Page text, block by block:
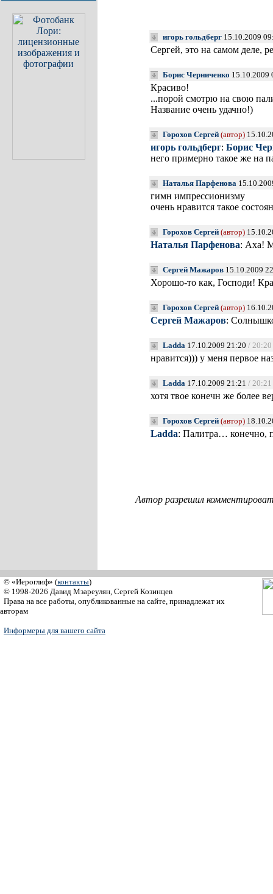
игорь гольдберг 15.10.2009
Сергей, это на самом деле,
Борис Черниченко 15.10.2009
Красиво!
...порой смотрю на свою
Название очень удачно!)
Горохов Сергей (автор)
игорь гольдберг: Борис
него примерно такое же на
Наталья Парфенова
гимн импрессионизму
очень нравится такое
Горохов Сергей (автор)
Наталья Парфенова: Аха!
Сергей Мажаров 15.10.2009
Хорошо-то как, Господи!
Горохов Сергей (автор)
Сергей Мажаров:
Ladda 17.10.2009 21:20 / 20:20
нравится))) у меня первое
Ladda 17.10.2009 21:21 / 20:21
хотя твое конечн же более
Горохов Сергей (автор)
Ladda: Палитра… конечно,
Автор разрешил
© «Иероглиф» (контакты)
© 1998-2026 Давид Мзареулян, Сергей Козинцев
Права на все работы, опубликованные на сайте, принадлежат их
авторам
Информеры для вашего сайта